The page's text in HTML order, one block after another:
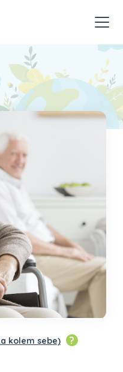
Menu
kolem sebe) ?